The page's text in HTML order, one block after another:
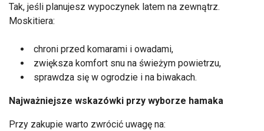
Tak, jeśli planujesz wypoczynek latem na zewnątrz.
Moskitiera:
chroni przed komarami i owadami,
zwiększa komfort snu na świeżym powietrzu,
sprawdza się w ogrodzie i na biwakach.
Najważniejsze wskazówki przy wyborze hamaka
Przy zakupie warto zwrócić uwagę na: